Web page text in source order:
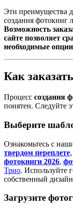
Эти преимущества
создания фотокниг
Возможность
сайте позволяет
необходимые
Как
Процесс создания
понятен. Следуйте
Выберите
Ознакомьтесь с
твердом переплете,
фотокниги 2026,
Трио. Используйте
собственный
Загрузите